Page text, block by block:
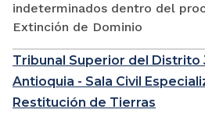
indeterminados dentro del
Extinción de Dominio
Tribunal Superior del Distrito
Antioquia - Sala Civil
Restitución de Tierras